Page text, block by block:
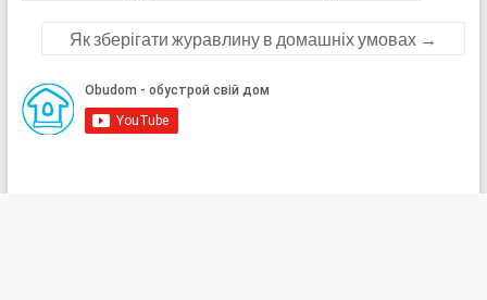
Як зберігати журавлину в домашніх умовах →